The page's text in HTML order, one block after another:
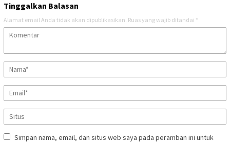
Tinggalkan Balasan
Alamat email Anda tidak akan dipublikasikan. Ruas yang wajib ditandai *
Simpan nama, email, dan situs web saya pada peramban ini untuk